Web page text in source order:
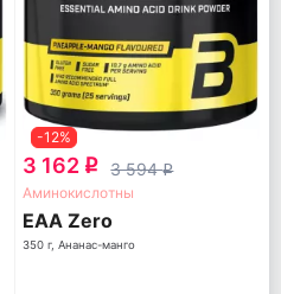
-12%
3 162 q 3 594q
Аминокислотны
EAA Zero
350 г, Ананас-манго